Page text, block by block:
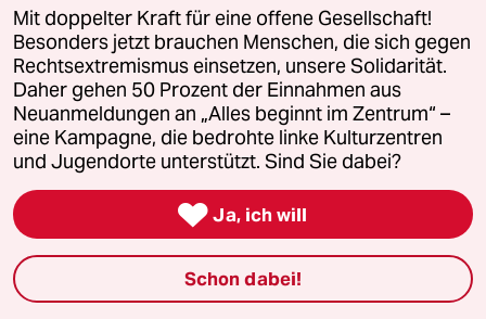
Ressorts
Politik
Öko
Gesellschaft
Kultur
Mit doppelter Kraft für eine offene Gesellschaft!
Besonders jetzt brauchen Menschen, die sich gegen
Rechtsextremismus einsetzen, unsere Solidarität.
Daher gehen 50 Prozent der Einnahmen aus
Neuanmeldungen an „Alles beginnt im Zentrum“ –
eine Kampagne, die bedrohte linke Kulturzentren
und Jugendorte unterstützt. Sind Sie dabei?
 Ja, ich will
Schon dabei!